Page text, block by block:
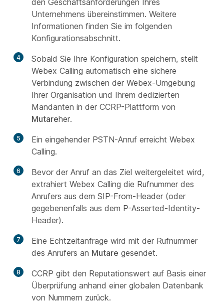
Unternehmens übereinstimmen. Weitere
Informationen finden Sie im folgenden
Konfigurationsabschnitt.
4
Sobald Sie Ihre Konfiguration speichern, stellt
Webex Calling automatisch eine sichere
Verbindung zwischen der Webex-Umgebung
Ihrer Organisation und Ihrem dedizierten
Mandanten in der CCRP-Plattform von
Mutareher.
5
Ein eingehender PSTN-Anruf erreicht Webex
Calling.
6
Bevor der Anruf an das Ziel weitergeleitet wird,
extrahiert Webex Calling die Rufnummer des
Anrufers aus dem SIP-From-Header (oder
gegebenenfalls aus dem P-Asserted-Identity-
Header).
7
Eine Echtzeitanfrage wird mit der Rufnummer
des Anrufers an Mutare gesendet.
8
CCRP gibt den Reputationswert auf Basis einer
Überprüfung anhand einer globalen Datenbank
von Nummern zurück.